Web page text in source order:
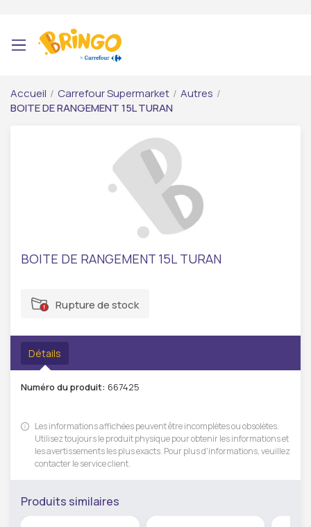
Accueil / Carrefour Supermarket / Autres /
BOITE DE RANGEMENT 15L TURAN
BOITE DE RANGEMENT 15L TURAN
Rupture de stock
Détails
Numéro du produit: 667425
Les informations affichées peuvent être incomplètes ou obsolètes.
Utilisez toujours le produit physique pour obtenir les informations et
les avertissements les plus exacts. Pour plus d'informations, veuillez
contacter le service client.
Produits similaires